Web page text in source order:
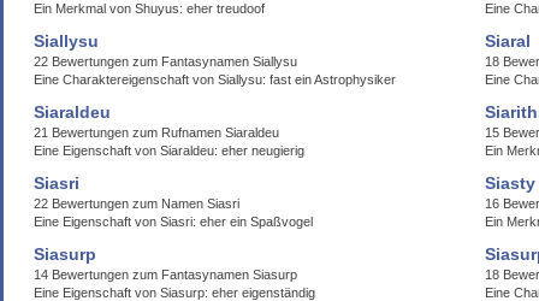
Ein Merkmal von Shuyus: eher treudoof
Eine
Siallysu
22 Bewertungen zum Fantasynamen Siallysu
Eine Charaktereigenschaft von Siallysu: fast ein Astrophysiker
Siaral
18
Eine
Siaraldeu
21 Bewertungen zum Rufnamen Siaraldeu
Eine Eigenschaft von Siaraldeu: eher neugierig
15
Ein
Siasri
22 Bewertungen zum Namen Siasri
Eine Eigenschaft von Siasri: eher ein Spaßvogel
Siasty
16
Ein
Siasurp
14 Bewertungen zum Fantasynamen Siasurp
Eine Eigenschaft von Siasurp: eher eigenständig
18
Eine